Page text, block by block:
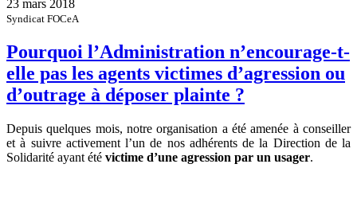
23 mars 2018
Syndicat FOCeA
Pourquoi l’Administration n’encourage-t-
elle pas les agents victimes d’agression ou
d’outrage à déposer plainte ?
Depuis quelques mois, notre organisation a été amenée à conseiller
et à suivre activement l’un de nos adhérents de la Direction de la
Solidarité ayant été victime d’une agression par un usager.